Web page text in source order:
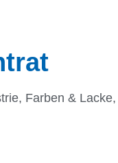
, Farben & Lacke,